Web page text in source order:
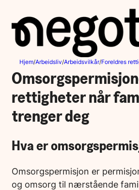
innhold
Hjem/Arbeidsliv/Arbeidsvilkår/Foreldres
rettigheter når
trenger deg
Hva er
Omsorgspermisjon er
og omsorg til nærstående